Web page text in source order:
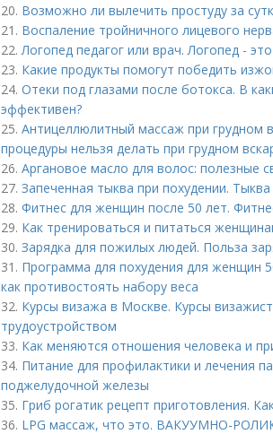
20. Возможно ли вылечить простуду за
21. Воспаление тройничного лицевого
22.Логопед педагог или врач. Логопед -
23. Какие продукты помогут победить
24. Отеки под глазами после ботокса. В
эффективен?
25. Антицеллюлитный массаж при грудном
процедуры нельзя делать при грудном
26. Аргановое масло для волос: полезные
27. Запеченная тыква при похудении.
28. Фитнес для женщин после 50 лет.
29. Как тренироваться и питаться
30. Зарядка для пожилых людей. Польза
31. Программа для похудения для женщин
как противостоять набору веса
32. Курсы визажа в Москве. Курсы
трудоустройством
33. Как меняются отношения человека и
34. Питание для профилактики и лечения
поджелудочной железы
35. Гриб рогатик рецепт приготовления.
36. LPG массаж, что это. ВАКУУМНО-